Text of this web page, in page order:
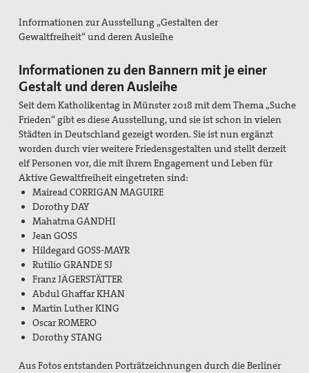
Friedensbildung
Frieden, Soziale Gerechtigkeit und Klimapolitik
pc-Korrespondenz
Archiv
Materialien
Print-Materialien
Newsletter
Ausstellung Gestalten der Gewaltfreiheit
Papst Johannes XXIII-Preis
Preisträger*innen
Preisbeirat
Vatikanisches Konzil
Informationen zur Ausstellung „Gestalten der
Gewaltfreiheit“ und deren Ausleihe
Informationen zu den Bannern mit je einer
Gestalt und deren Ausleihe
Seit dem Katholikentag in Münster 2018 mit dem Thema „Suche
Frieden“ gibt es diese Ausstellung, und sie ist schon in vielen
Städten in Deutschland gezeigt worden. Sie ist nun ergänzt
worden durch vier weitere Friedensgestalten und stellt derzeit
elf Personen vor, die mit ihrem Engagement und Leben für
Aktive Gewaltfreiheit eingetreten sind:
Mairead CORRIGAN MAGUIRE
Dorothy DAY
Mahatma GANDHI
Jean GOSS
Hildegard GOSS-MAYR
Rutilio GRANDE SJ
Franz JÄGERSTÄTTER
Abdul Ghaffar KHAN
Martin Luther KING
Oscar ROMERO
Dorothy STANG
Aus Fotos entstanden Porträtzeichnungen durch die Berliner